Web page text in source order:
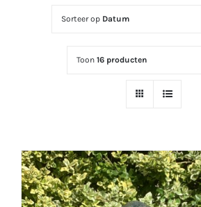
Sorteer op Datum
Toon16 producten